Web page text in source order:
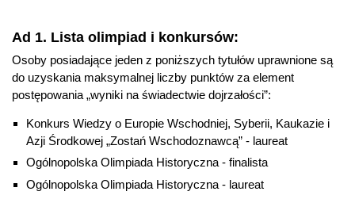
umiejętność pracy indywidualnej i
zespołowej, odpowiedzialność w wykonywaniu powierzonych
zadań,
świadomość konieczności ciągłej aktualizacji posiadanej
wiedzy i umiejętności w kontekście wykonywanego zawodu
oraz integrowania informacji z różnych dyscyplin.
Perspektywy zawodowe
Ad 1. Lista olimpiad i konkursów:
Osoby posiadające jeden z poniższych tytułów uprawnione są
do uzyskania maksymalnej liczby punktów za element
postępowania „wyniki na świadectwie dojrzałości”:
Konkurs Wiedzy o Europie Wschodniej, Syberii, Kaukazie i
Azji Środkowej „Zostań Wschodoznawcą” - laureat
Ogólnopolska Olimpiada Historyczna - finalista
Ogólnopolska Olimpiada Historyczna - laureat